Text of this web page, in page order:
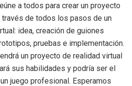
a todos para crear un proyecto
de todos los pasos de un
idea, creación de guiones
pruebas e implementación.
un proyecto de realidad virtual
sus habilidades y podría ser el
juego profesional. Esperamos